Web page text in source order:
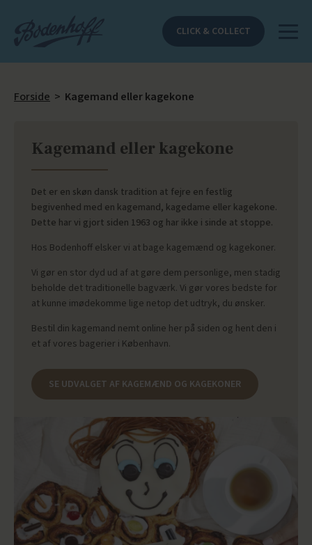
CLICK & COLLECT
Forside > Kagemand eller kagekone
Kagemand eller kagekone
Det er en skøn dansk tradition at fejre en festlig
begivenhed med en kagemand, kagedame eller kagekone.
Dette har vi gjort siden 1963 og har ikke i sinde at stoppe.
Hos Bodenhoff elsker vi at bage kagemænd og kagekoner.
Vi gør en stor dyd ud af at gøre dem personlige, men stadig
beholde det traditionelle bagværk. Vi gør vores bedste for
at kunne imødekomme lige netop det udtryk, du ønsker.
Bestil din kagemand nemt online her på siden og hent den i
et af vores bagerier i København.
SE UDVALGET AF KAGEMÆND OG KAGEKONER